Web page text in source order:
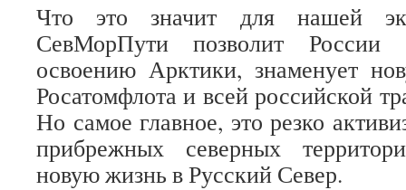
Что это значит для нашей
СевМорПути позволит России
освоению Арктики, знаменует
Росатомфлота и всей российской
Но самое главное, это резко
прибрежных северных
новую жизнь в Русский Север.